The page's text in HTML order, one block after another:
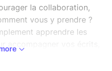
la collaboration,
vous y prendre ?
apprendre les
accompagner vos écrits,